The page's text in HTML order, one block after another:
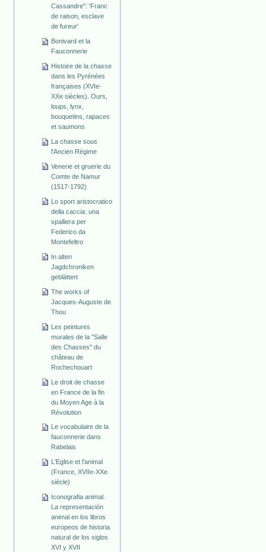
Cassandre": 'Franc
de raison, esclave
de fureur'
Bonivard et la
Fauconnerie
Histoire de la chasse
dans les Pyrénées
françaises (XVIe-
XXe siècles). Ours,
loups, lynx,
bouquetins, rapaces
et saumons
La chasse sous
l'Ancien Régime
Venerie et gruerie du
Comte de Namur
(1517-1792)
Lo sport aristocratico
della caccia: una
spalliera per
Federico da
Montefeltro
In alten
Jagdchroniken
geblättert
The works of
Jacques-Auguste de
Thou
Les peintures
murales de la "Salle
des Chasses" du
château de
Rochechouart
Le droit de chasse
en France de la fin
du Moyen Age à la
Révolution
Le vocabulaire de la
fauconnerie dans
Rabelais
L'Eglise et l'animal
(France, XVIIe-XXe
siècle)
Iconografia animal.
La representación
animal en los libros
europeos de historia
natural de los siglos
XVI y XVII